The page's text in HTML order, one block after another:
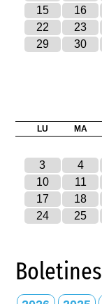
15
16
22
23
29
30
LU MA
3
4
10
11
17
18
24
25
Boletines